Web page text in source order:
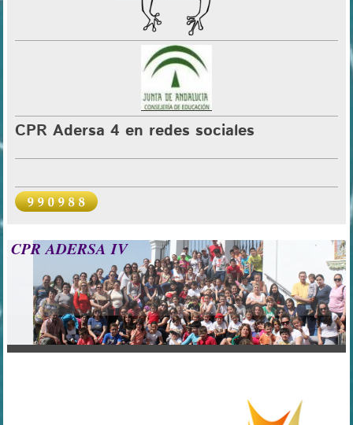
CPR Adersa 4 en redes sociales
CPR ADERSA IV